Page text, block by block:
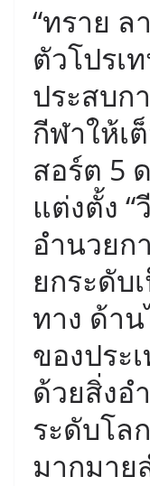
“ทราย ล
ตัวโปรเ
ประสบ
กีฬาให้เ
สอร์ต 5
แต่งตั้ง “
อำนวยก
ยกระดับ
ทาง ด้า
ของประ
ด้วยสิ่งอ
ระดับโล
มากมาย